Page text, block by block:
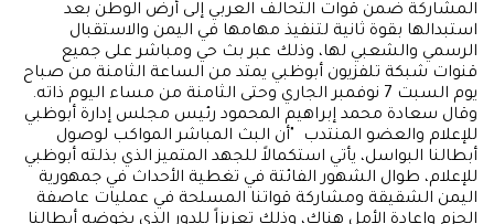
المشاركة ضمن قوات التحالف العربي إلى أرض الوطن بعد
استبدالها بقوة ثانية لتنفيذ مهامها في اليمن والاستقبال
الرسمي والشعبي لها، وذلك عبر بث حي ومباشر على جميع
قنوات شبكة تلفزيون أبوظبي يمتد من الساعة الثامنة من صباح
يوم السبت 7 نوفمبر الجاري وحتى الثامنة من مساء اليوم ذاته.
وقال سعادة محمد إبراهيم المحمود رئيس مجلس إدارة أبوظبي
للإعلام والعضو المنتدب "أن البث المباشر المواكب لوصول
أبطالنا البواسل، يأتي استكمالاً للجهد المتميز الذي بذلته أبوظبي
للإعلام، طوال الشهور الفائتة في تغطية الأحداث في جمهورية
اليمن الشقيقة ومشاركة قواتنا المسلحة في عمليات عاصفة